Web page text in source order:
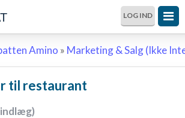
LOG IND
Amino » Marketing & Salg (Ikke
til restaurant
indlæg)